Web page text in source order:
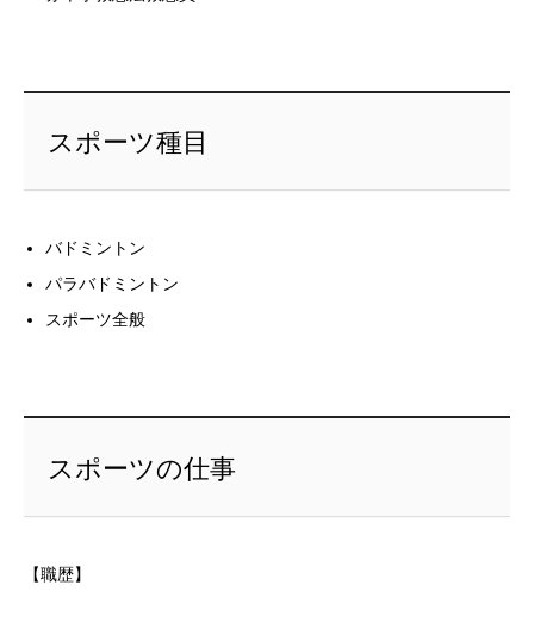
スポーツ種目
バドミントン
パラバドミントン
スポーツ全般
スポーツの仕事
【職歴】